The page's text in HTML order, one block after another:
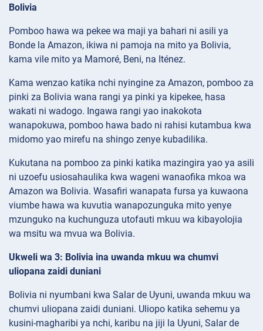
Bolivia
Pomboo hawa wa pekee wa maji ya bahari ni asili ya
Bonde la Amazon, ikiwa ni pamoja na mito ya Bolivia,
kama vile mito ya Mamoré, Beni, na Iténez.
Kama wenzao katika nchi nyingine za Amazon, pomboo za
pinki za Bolivia wana rangi ya pinki ya kipekee, hasa
wakati ni wadogo. Ingawa rangi yao inakokota
wanapokuwa, pomboo hawa bado ni rahisi kutambua kwa
midomo yao mirefu na shingo zenye kubadilika.
Kukutana na pomboo za pinki katika mazingira yao ya asili
ni uzoefu usiosahaulika kwa wageni wanaofika mkoa wa
Amazon wa Bolivia. Wasafiri wanapata fursa ya kuwaona
viumbe hawa wa kuvutia wanapozunguka mito yenye
mzunguko na kuchunguza utofauti mkuu wa kibayolojia
wa msitu wa mvua wa Bolivia.
Ukweli wa 3: Bolivia ina uwanda mkuu wa chumvi
uliopana zaidi duniani
Bolivia ni nyumbani kwa Salar de Uyuni, uwanda mkuu wa
chumvi uliopana zaidi duniani. Uliopo katika sehemu ya
kusini-magharibi ya nchi, karibu na jiji la Uyuni, Salar de